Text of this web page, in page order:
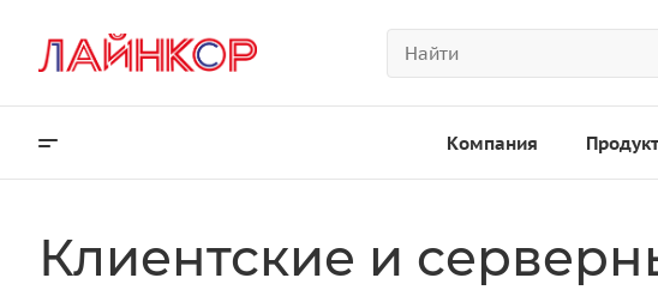
Компания
Клиентские и